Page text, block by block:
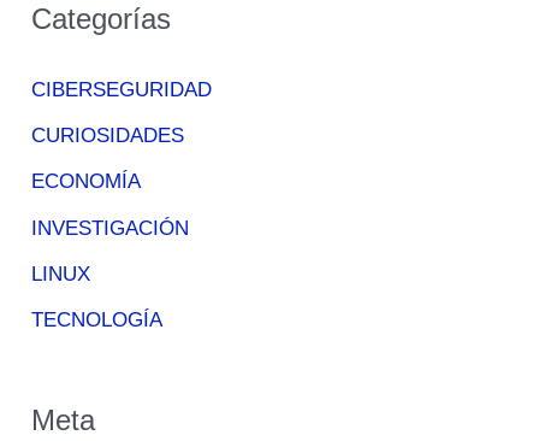
Categorías
CIBERSEGURIDAD
CURIOSIDADES
ECONOMÍA
INVESTIGACIÓN
LINUX
TECNOLOGÍA
Meta